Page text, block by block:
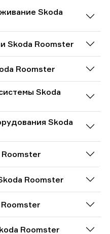
Skoda
Skoda Roomster
Roomster
Skoda
Skoda
Roomster
Roomster